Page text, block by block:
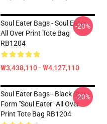
Soul Eater Bags - Soul Eater
All Over Print Tote Bag
RB1204
₩3,438,110 - ₩4,127,110
-20%
Soul Eater Bags - Black Star
Form "Soul Eater" All Over
Print Tote Bag RB1204
-20%